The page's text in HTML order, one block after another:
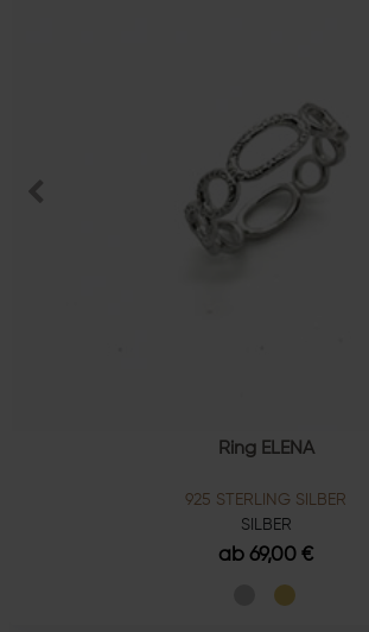
Ring ELENA
925 STERLING SILBER
SILBER
ab 69,00 €